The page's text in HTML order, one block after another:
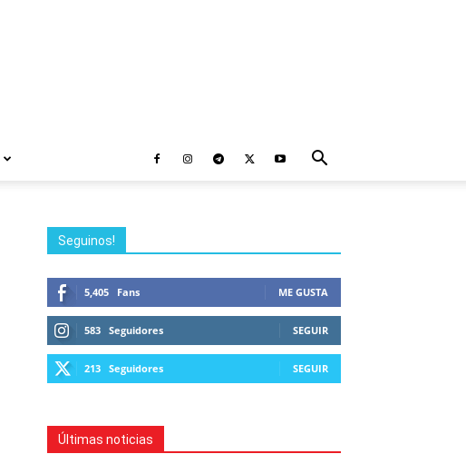
Seguinos!
5,405 Fans ME GUSTA
583 Seguidores SEGUIR
213 Seguidores SEGUIR
Últimas noticias